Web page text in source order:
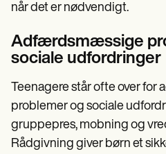
når det er nødvendigt.
Adfærdsmæssige
sociale udfordringer
Teenagere står ofte over
problemer og sociale
gruppepres, mobning og
Rådgivning giver børn et